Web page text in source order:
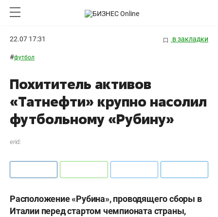
22.07 17:31 в закладки
#футбол
Похититель активов
«Татнефти» крупно насолил
футбольному «Рубину»
erid:
Расположение «Рубина», проводящего сборы в
Италии перед стартом чемпионата страны,